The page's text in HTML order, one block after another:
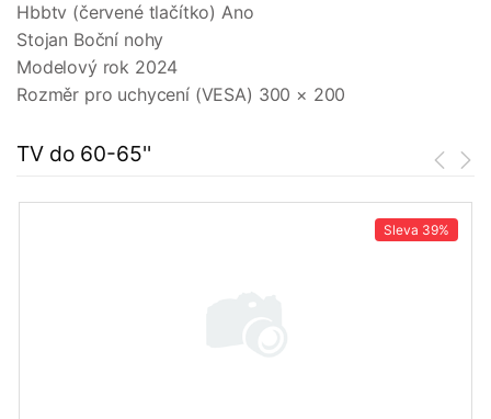
Hbbtv (červené tlačítko) Ano
Stojan Boční nohy
Modelový rok 2024
Rozměr pro uchycení (VESA) 300 × 200
TV do 60-65''
Sleva 39%